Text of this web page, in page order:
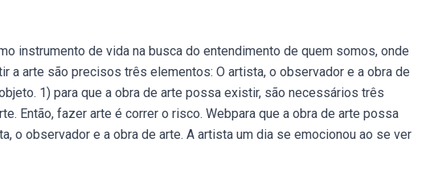
instrumento de vida na busca do entendimento de quem somos, onde
a arte são precisos três elementos: O artista, o observador e a obra de
1) para que a obra de arte possa existir, são necessários três
Então, fazer arte é correr o risco. Webpara que a obra de arte possa
o observador e a obra de arte. A artista um dia se emocionou ao se ver